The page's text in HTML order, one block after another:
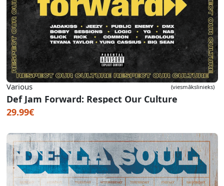
Various (viesmākslinieks)
Def Jam Forward: Respect Our Culture
29.99€